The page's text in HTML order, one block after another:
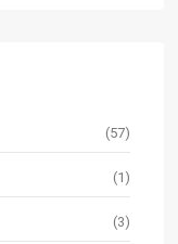
(57)
(1)
(3)